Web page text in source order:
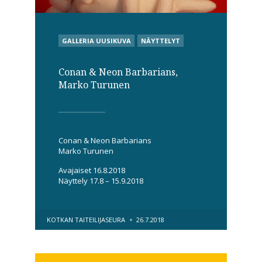
POSTED
IN
GALLERIA UUSIKUVA NÄYTTELYT
Conan & Neon Barbarians,
Marko Turunen
Conan & Neon Barbarians
Marko Turunen
Avajaiset 16.8.2018
Näyttely 17.8 – 15.9.2018
POSTED
KOTKAN TAITEILIJASEURA 26.7.2018